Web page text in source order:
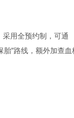
用全预约制，可通
胎”路线，额外加查血